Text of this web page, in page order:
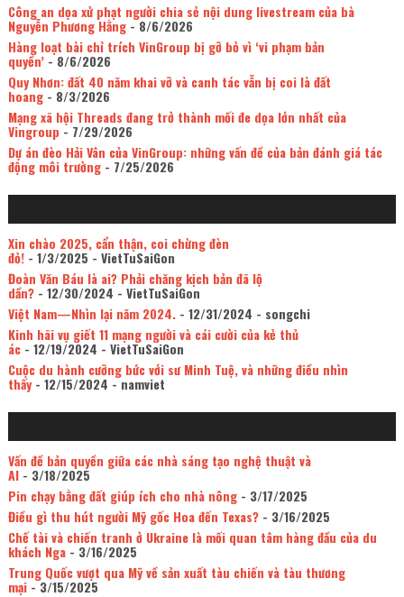
Công an dọa xử phạt người chia sẻ nội dung livestream của bà
Nguyễn Phương Hằng- 8/6/2026
Hàng loạt bài chỉ trích VinGroup bị gỡ bỏ vì ‘vi phạm bản
quyền’- 8/6/2026
Quy Nhơn: đất 40 năm khai vỡ và canh tác vẫn bị coi là đất
hoang- 8/3/2026
Mạng xã hội Threads đang trở thành mối đe dọa lớn nhất của
Vingroup - 7/29/2026
Dự án đèo Hải Vân của VinGroup: những vấn đề của bản đánh giá tác
động môi trường- 7/25/2026
Xin chào 2025, cẩn thận, coi chừng đèn
đỏ!- 1/3/2025 - VietTuSaiGon
Đoàn Văn Báu là ai? Phải chăng kịch bản đã lộ
dần?- 12/30/2024 - VietTuSaiGon
Việt Nam—Nhìn lại năm 2024.- 12/31/2024 - songchi
Kinh hãi vụ giết 11 mạng người và cái cười của kẻ thủ
ác- 12/19/2024 - VietTuSaiGon
Cuộc du hành cưỡng bức với sư Minh Tuệ, và những điều nhìn
thấy- 12/15/2024 - namviet
Vấn đề bản quyền giữa các nhà sáng tạo nghệ thuật và
AI- 3/18/2025
Pin chạy bằng đất giúp ích cho nhà nông- 3/17/2025
Điều gì thu hút người Mỹ gốc Hoa đến Texas?- 3/16/2025
Chế tài và chiến tranh ở Ukraine là mối quan tâm hàng đầu của du
khách Nga- 3/16/2025
Trung Quốc vượt qua Mỹ về sản xuất tàu chiến và tàu thương
mại- 3/15/2025